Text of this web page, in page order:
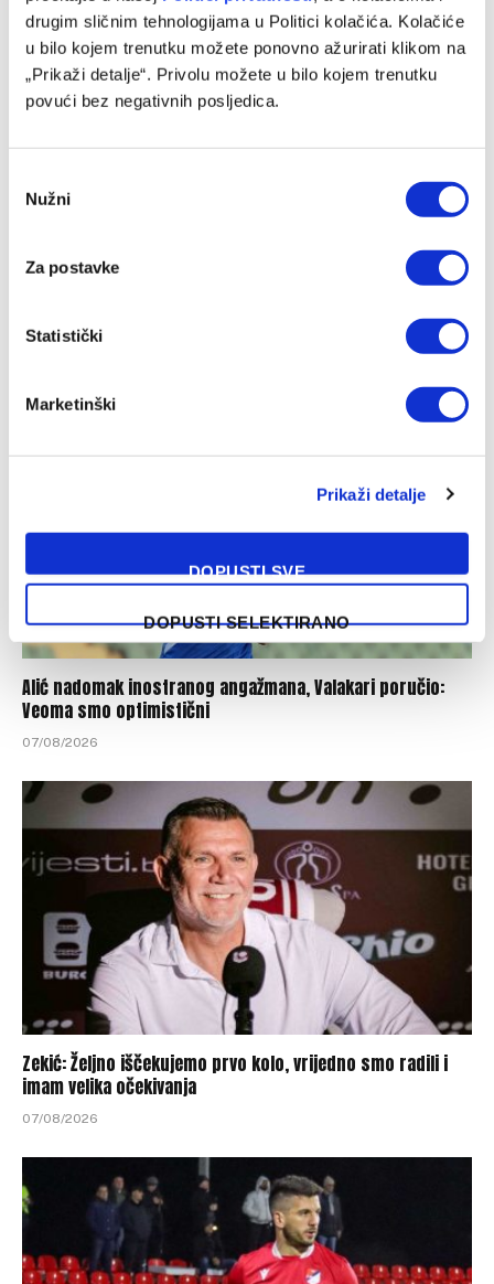
drugim sličnim tehnologijama u Politici kolačića. Kolačiće
u bilo kojem trenutku možete ponovno ažurirati klikom na
„Prikaži detalje“. Privolu možete u bilo kojem trenutku
povući bez negativnih posljedica.
Selection
Nužni
Za postavke
Statistički
Marketinški
Prikaži detalje
DOPUSTI SVE
DOPUSTI SELEKTIRANO
Ulaz na meč Sarajevo – Radnik besplatan, bordo klub dao
upute onima koji su već kupili kartu
Alić nadomak inostranog angažmana, Valakari poručio:
Veoma smo optimistični
07/08/2026
Zekić: Željno iščekujemo prvo kolo, vrijedno smo radili i
imam velika očekivanja
07/08/2026